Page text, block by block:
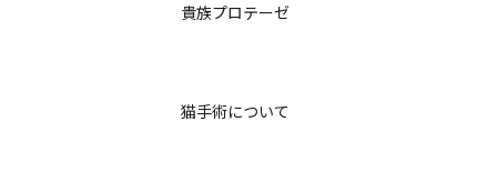
貴族プロテーゼ
猫手術について